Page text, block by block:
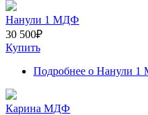
Нанули 1 МДФ
30 500₽
Купить
Подробнее о Нанули
Карина МДФ